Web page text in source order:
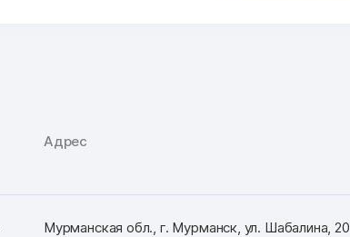
Адрес
Мурманская обл., г. Мурманск, ул. Шабалина, 20